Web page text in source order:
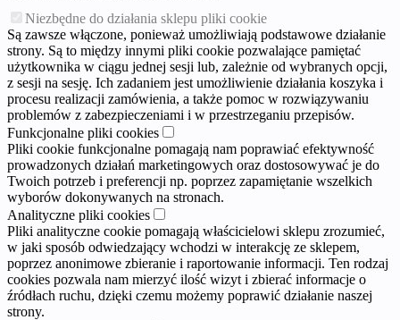
Niezbędne do działania sklepu pliki cookie
Są zawsze włączone, ponieważ umożliwiają podstawowe działanie
strony. Są to między innymi pliki cookie pozwalające pamiętać
użytkownika w ciągu jednej sesji lub, zależnie od wybranych opcji,
z sesji na sesję. Ich zadaniem jest umożliwienie działania koszyka i
procesu realizacji zamówienia, a także pomoc w rozwiązywaniu
problemów z zabezpieczeniami i w przestrzeganiu przepisów.
Funkcjonalne pliki cookies
Pliki cookie funkcjonalne pomagają nam poprawiać efektywność
prowadzonych działań marketingowych oraz dostosowywać je do
Twoich potrzeb i preferencji np. poprzez zapamiętanie wszelkich
wyborów dokonywanych na stronach.
Analityczne pliki cookies
Pliki analityczne cookie pomagają właścicielowi sklepu zrozumieć,
w jaki sposób odwiedzający wchodzi w interakcję ze sklepem,
poprzez anonimowe zbieranie i raportowanie informacji. Ten rodzaj
cookies pozwala nam mierzyć ilość wizyt i zbierać informacje o
źródłach ruchu, dzięki czemu możemy poprawić działanie naszej
strony.